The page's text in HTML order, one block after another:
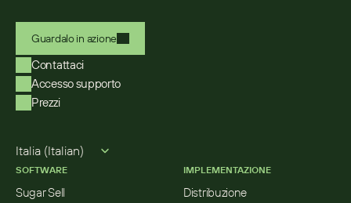
Guardalo in azione
Contattaci
Accesso supporto
Prezzi
Italia (Italian)
SOFTWARE
Sugar Sell
IMPLEMENTAZIONE
Distribuzione